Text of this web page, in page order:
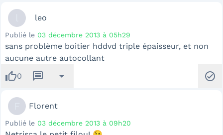
leo
Publié le 03 décembre 2013 à 05h29
sans problème boitier hddvd triple épaisseur, et non
aucune autre autocollant
thumb_up0 message arrow_drop_down check_circle
Florent
Publié le 03 décembre 2013 à 09h20